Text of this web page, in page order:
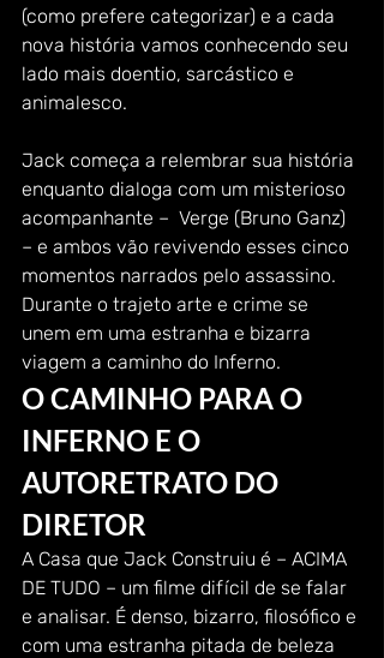
(como prefere categorizar) e a cada
nova história vamos conhecendo seu
lado mais doentio, sarcástico e
animalesco.
Jack começa a relembrar sua história
enquanto dialoga com um misterioso
acompanhante –  Verge (Bruno Ganz)
– e ambos vão revivendo esses cinco
momentos narrados pelo assassino.
Durante o trajeto arte e crime se
unem em uma estranha e bizarra
viagem a caminho do Inferno.
O CAMINHO PARA O
INFERNO E O
AUTORETRATO DO
DIRETOR
A Casa que Jack Construiu é – ACIMA
DE TUDO – um filme difícil de se falar
e analisar. É denso, bizarro, filosófico e
com uma estranha pitada de beleza